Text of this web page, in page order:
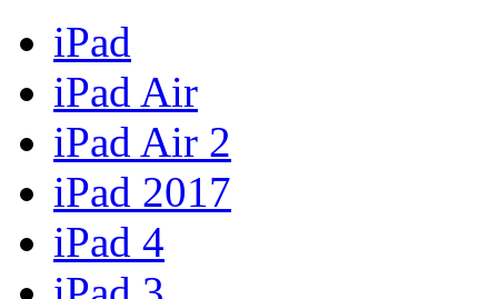
iPad
iPad Air
iPad Air 2
iPad 2017
iPad 4